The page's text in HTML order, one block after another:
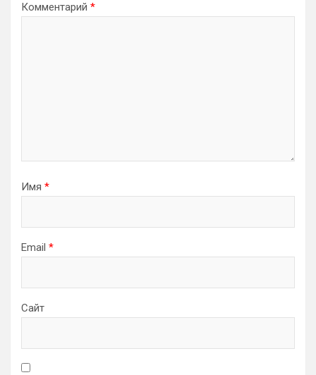
Комментарий *
Имя *
Email *
Сайт